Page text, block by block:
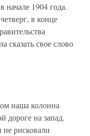
начале 1904 года.
в конце
сказать свое слово
наша колонна
дороге на запад.
рисковали